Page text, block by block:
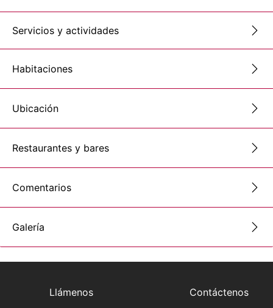
Servicios y actividades
Habitaciones
Ubicación
Restaurantes y bares
Comentarios
Galería
Llámenos Contáctenos